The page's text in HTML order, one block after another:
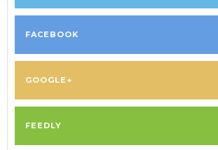
FACEBOOK
GOOGLE+
FEEDLY